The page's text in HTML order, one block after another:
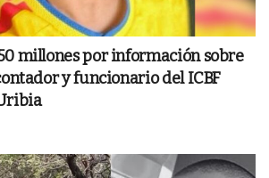
millones por información sobre
y funcionario del ICBF